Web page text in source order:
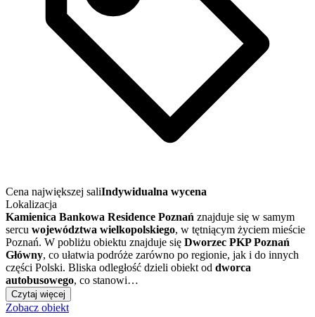
Cena największej saliIndywidualna wycena
Lokalizacja
Kamienica Bankowa Residence Poznań znajduje się w samym
sercu województwa wielkopolskiego, w tętniącym życiem mieście
Poznań. W pobliżu obiektu znajduje się Dworzec PKP Poznań
Główny, co ułatwia podróże zarówno po regionie, jak i do innych
części Polski. Bliska odległość dzieli obiekt od dworca
autobusowego, co stanowi…
Czytaj więcej
Zobacz obiekt